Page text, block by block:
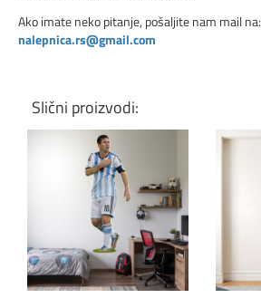
Ako imate neko pitanje, pošaljite nam mail na:
nalepnica.rs@gmail.com
Slični proizvodi:
Klikni za detalje